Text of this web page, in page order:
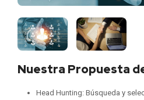
Nuestra Propuesta
Head Hunting: Búsqueda y